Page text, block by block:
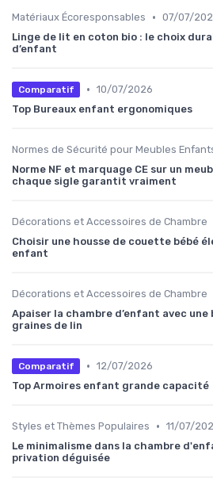
Matériaux Écoresponsables • 07/07/
Linge de lit en coton bio : le choix
d’enfant
Comparatif • 10/07/2026
Top Bureaux enfant ergonomiques
Normes de Sécurité pour Meubles
Norme NF et marquage CE sur un
chaque sigle garantit vraiment
Décorations et Accessoires de Chambre
Choisir une housse de couette bébé
enfant
Décorations et Accessoires de Chambre
Apaiser la chambre d’enfant avec
graines de lin
Comparatif • 12/07/2026
Top Armoires enfant grande capacité
Styles et Thèmes Populaires • 11/07/
Le minimalisme dans la chambre
privation déguisée